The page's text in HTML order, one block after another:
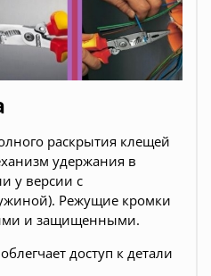
раскрытия клещей
удержания в
у версии с
Режущие кромки
и защищенными.
доступ к детали